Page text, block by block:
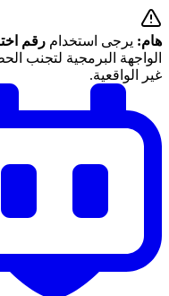
هام: يرجى استخدام رقم
الواجهة البرمجية لتجنب
غير الواقعية.